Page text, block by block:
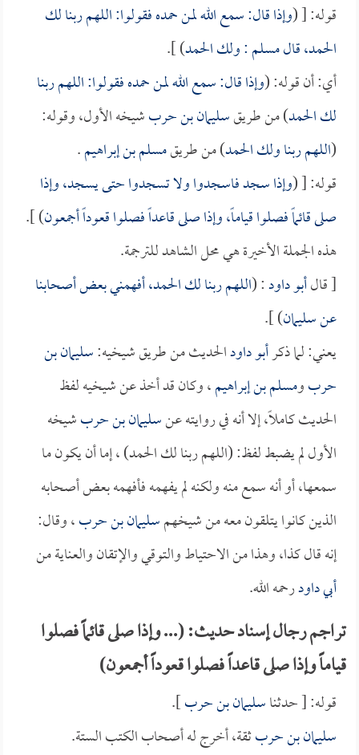
قوله: [ (وإذا قال: سمع الله لمن حمده فقولوا: اللهم ربنا لك
الحمد، قالمسلم: ولك الحمد) ].
أي: أن قوله: (وإذا قال: سمع الله لمن حمده فقولوا: اللهم ربنا
لك الحمد) من طريقسليمان بن حربشيخه الأول، وقوله:
(اللهم ربنا ولك الحمد) من طريقمسلم بن إبراهيم.
قوله: [ (وإذا سجد فاسجدوا ولا تسجدوا حتى يسجد، وإذا
صلى قائماً فصلوا قياماً، وإذا صلى قاعداً فصلوا قعوداً أجمعون) ].
هذه الجملة الأخيرة هي محل الشاهد للترجمة.
[ قالأبو داود: (اللهم ربنا لك الحمد، أفهمني بعض أصحابنا
عنسليمان) ].
يعني: لما ذكرأبو داودالحديث من طريق شيخيه:سليمان بن
حربومسلم بن إبراهيم، وكان قد أخذ عن شيخيه لفظ
الحديث كاملاً، إلا أنه في روايته عنسليمان بن حربشيخه
الأول لم يضبط لفظ: (اللهم ربنا لك الحمد) ، إما أن يكون ما
سمعها، أو أنه سمع منه ولكنه لم يفهمه فأفهمه بعض أصحابه
الذين كانوا يتلقون معه من شيخهمسليمان بن حرب، وقال:
إنه قال كذا، وهذا من الاحتياط والتوقي والإتقان والعناية من
أبي داودرحمه الله.
تراجم رجال إسناد حديث: (... وإذا صلى قائماً فصلوا
قياماً وإذا صلى قاعداً فصلوا قعوداً أجمعون)
قوله: [ حدثناسليمان بن حرب].
سليمان بن حربثقة، أخرج له أصحاب الكتب الستة.